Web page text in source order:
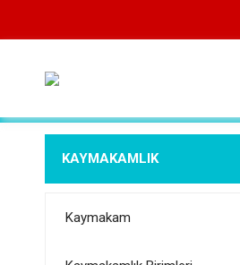
KAYMAKAMLIK
Kaymakam